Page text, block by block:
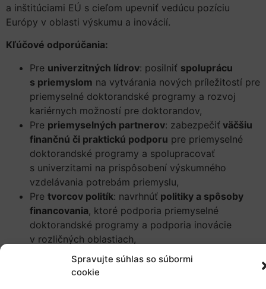
Spravujte súhlas so súbormi
cookie
a inštitúciami EÚ s cieľom upevniť vedúcu pozíciu
Európy v oblasti výskumu a inovácií.
Kľúčové odporúčania:
Pre univerzitných lídrov: posilniť spoluprácu
s priemyslom na vytvárania nových príležitostí pre
priemyselné doktorandské programy a rozvoj
kariérnych možností pre doktorandov,
Pre priemyselných partnerov: zabezpečiť väčšiu
finančnú či praktickú podporu pre priemyselné
doktorandské programy a spolupracovať
s univerzitami na prispôsobení výskumného
vzdelávania potrebám priemyslu,
Pre tvorcov politík: navrhnúť politiky a spôsoby
financovania, ktoré podporia priemyselné
doktorandské programy a podporia inovácie
v rozličných oblastiach,
inštitúcie EÚ:
rozšíriť financovanie iniciatív
priemyselných doktorandských programov